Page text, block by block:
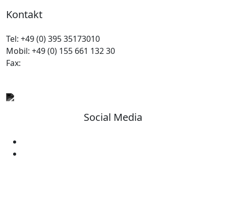
Kontakt
Tel: +49 (0) 395 35173010
Mobil: +49 (0) 155 661 132 30
Fax:
Social Media